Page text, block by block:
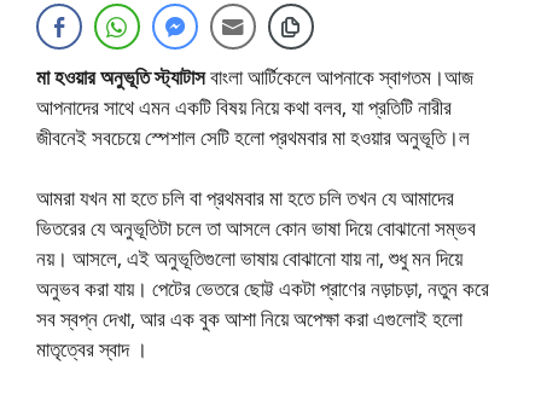
মা হওয়ার অনুভূতি স্ট্যাটাসবাংলা আর্টিকেলে আপনাকে স্বাগতম।আজ
আপনাদের সাথে এমন একটি বিষয় নিয়ে কথা বলব, যা প্রতিটি নারীর
জীবনেই সবচেয়ে স্পেশাল সেটি হলো প্রথমবার মা হওয়ার অনুভূতি।ল
আমরা যখন মা হতে চলি বা প্রথমবার মা হতে চলি তখন যে আমাদের
ভিতরের যে অনুভূতিটা চলে তা আসলে কোন ভাষা দিয়ে বোঝানো সম্ভব
নয়। ​আসলে, এই অনুভূতিগুলো ভাষায় বোঝানো যায় না, শুধু মন দিয়ে
অনুভব করা যায়। পেটের ভেতরে ছোট্ট একটা প্রাণের নড়াচড়া, নতুন করে
সব স্বপ্ন দেখা, আর এক বুক আশা নিয়ে অপেক্ষা করা এগুলোই হলো
মাতৃত্বের স্বাদ ।